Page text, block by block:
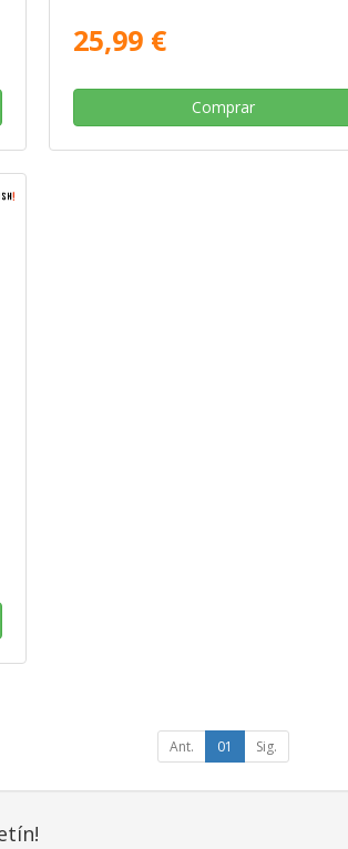
25,99 €
Comprar
Ant. 01 Sig.